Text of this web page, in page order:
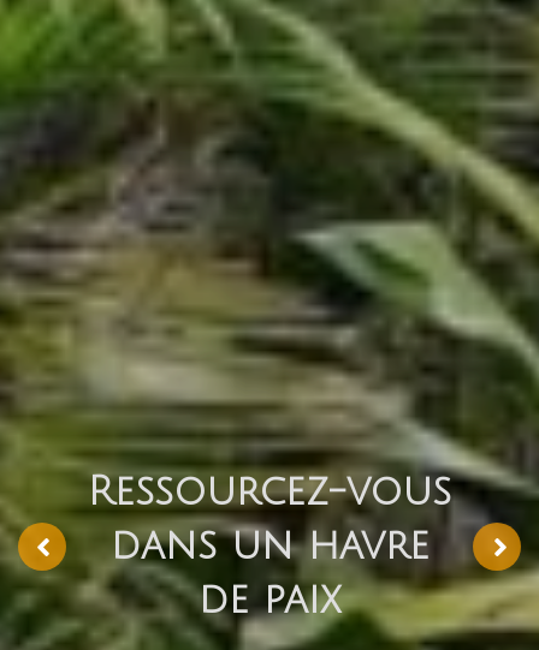
Ressourcez-vous
dans un havre
de paix